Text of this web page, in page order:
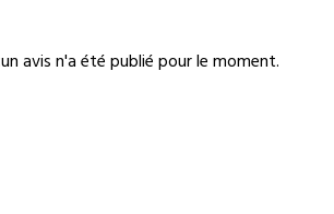
avis n'a été publié pour le moment.